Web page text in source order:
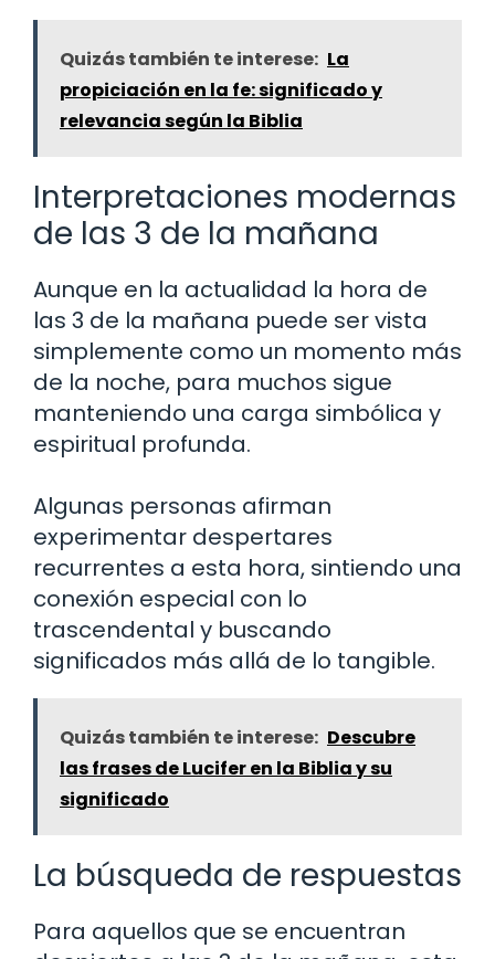
Quizás también te interese: La
propiciación en la fe: significado y
relevancia según la Biblia
Interpretaciones modernas
de las 3 de la mañana
Aunque en la actualidad la hora de
las 3 de la mañana puede ser vista
simplemente como un momento más
de la noche, para muchos sigue
manteniendo una carga simbólica y
espiritual profunda.
Algunas personas afirman
experimentar despertares
recurrentes a esta hora, sintiendo una
conexión especial con lo
trascendental y buscando
significados más allá de lo tangible.
Quizás también te interese: Descubre
las frases de Lucifer en la Biblia y su
significado
La búsqueda de respuestas
Para aquellos que se encuentran